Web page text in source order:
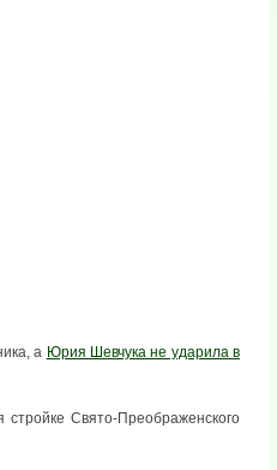
а Юрия Шевчука не ударила в
Свято-Преображенского